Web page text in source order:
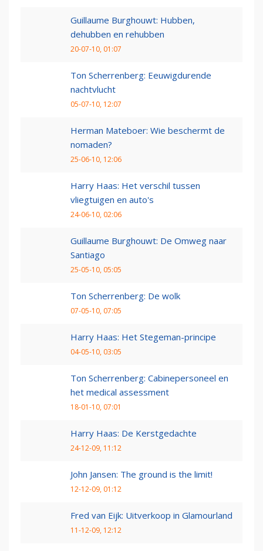
Guillaume Burghouwt: Hubben,
dehubben en rehubben
20-07-10, 01:07
Ton Scherrenberg: Eeuwigdurende
nachtvlucht
05-07-10, 12:07
Herman Mateboer: Wie beschermt de
nomaden?
25-06-10, 12:06
Harry Haas: Het verschil tussen
vliegtuigen en auto's
24-06-10, 02:06
Guillaume Burghouwt: De Omweg naar
Santiago
25-05-10, 05:05
Ton Scherrenberg: De wolk
07-05-10, 07:05
Harry Haas: Het Stegeman-principe
04-05-10, 03:05
Ton Scherrenberg: Cabinepersoneel en
het medical assessment
18-01-10, 07:01
Harry Haas: De Kerstgedachte
24-12-09, 11:12
John Jansen: The ground is the limit!
12-12-09, 01:12
Fred van Eijk: Uitverkoop in Glamourland
11-12-09, 12:12